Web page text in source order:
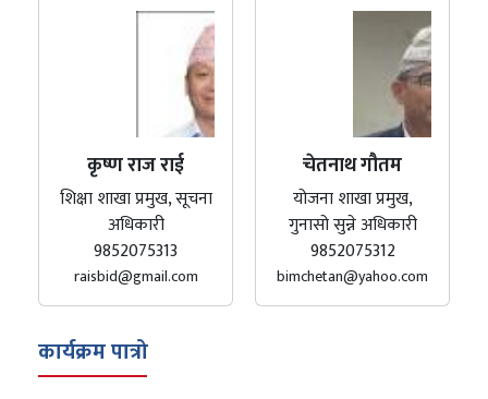
कृष्ण राज राई
शिक्षा शाखा प्रमुख, सूचना
अधिकारी
9852075313
raisbid@gmail.com
चेतनाथ गौतम
योजना शाखा प्रमुख,
गुनासो सुन्ने अधिकारी
9852075312
bimchetan@yahoo.com
कार्यक्रम पात्रो